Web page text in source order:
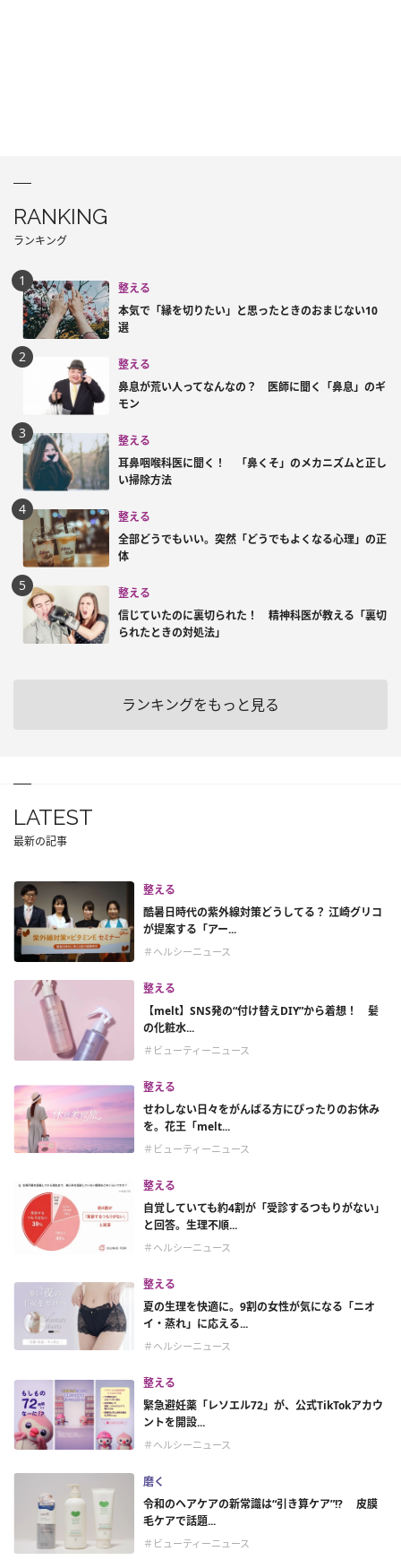
RANKING
ランキング
整える
本気で「縁を切りたい」と思ったときのおまじない10
選
整える
鼻息が荒い人ってなんなの？ 医師に聞く「鼻息」のギ
モン
整える
耳鼻咽喉科医に聞く！ 「鼻くそ」のメカニズムと正し
い掃除方法
整える
全部どうでもいい。突然「どうでもよくなる心理」の正
体
整える
信じていたのに裏切られた！ 精神科医が教える「裏切
られたときの対処法」
ランキングをもっと見る
LATEST
最新の記事
整える
酷暑日時代の紫外線対策どうしてる？ 江崎グリコ
が提案する「アー...
＃ヘルシーニュース
整える
【melt】SNS発の“付け替えDIY”から着想！ 髪
の化粧水...
＃ビューティーニュース
整える
せわしない日々をがんばる方にぴったりのお休み
を。花王「melt...
＃ビューティーニュース
整える
自覚していても約4割が「受診するつもりがない」
と回答。生理不順...
＃ヘルシーニュース
整える
夏の生理を快適に。9割の女性が気になる「ニオ
イ・蒸れ」に応える...
＃ヘルシーニュース
整える
緊急避妊薬「レソエル72」が、公式TikTokアカウ
ントを開設...
＃ヘルシーニュース
磨く
令和のヘアケアの新常識は“引き算ケア”!? 皮膜
毛ケアで話題...
＃ビューティーニュース